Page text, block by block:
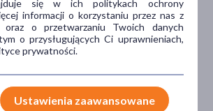
interakcji leków.
leków i ziół
się w ich politykach ochrony
informacji o korzystaniu przez nas z
oraz o przetwarzaniu Twoich danych
o przysługujących Ci uprawnieniach,
prywatności.
Ustawienia zaawansowane